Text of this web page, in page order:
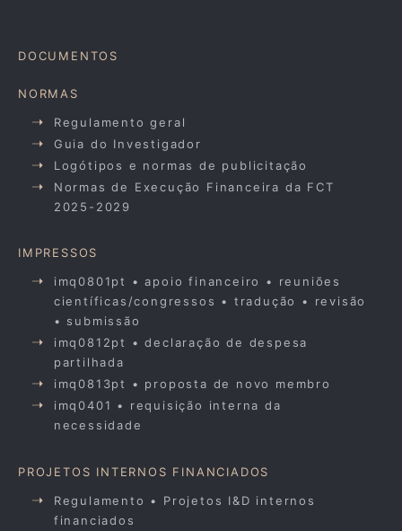
DOCUMENTOS
NORMAS
Regulamento geral
Guia do Investigador
Logótipos e normas de publicitação
Normas de Execução Financeira da FCT
2025-2029
IMPRESSOS
imq0801pt • apoio financeiro • reuniões
científicas/congressos • tradução • revisão
• submissão
imq0812pt • declaração de despesa
partilhada
imq0813pt • proposta de novo membro
imq0401 • requisição interna da
necessidade
PROJETOS INTERNOS FINANCIADOS
Regulamento • Projetos I&D internos
financiados